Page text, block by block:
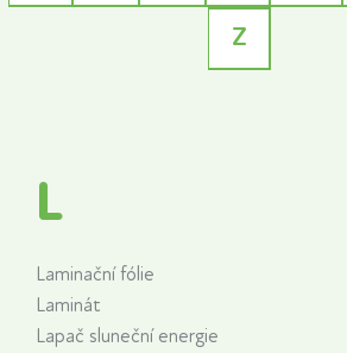
Z
L
Laminační fólie
Laminát
Lapač sluneční energie